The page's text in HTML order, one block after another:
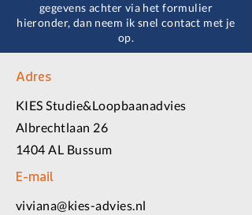
gegevens achter via het formulier
hieronder, dan neem ik snel contact met je
op.
Adres
KIES Studie&Loopbaanadvies
Albrechtlaan 26
1404 AL Bussum
E-mail
viviana@kies-advies.nl